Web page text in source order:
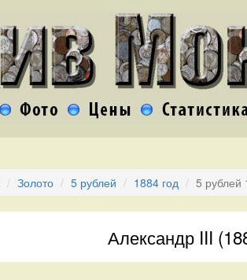
Золото 5 рублей 1884 год 5 рублей
Александр III